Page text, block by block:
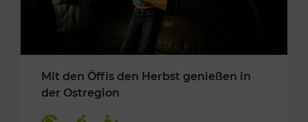
Mit den Öffis den Herbst genießen in
der Ostregion